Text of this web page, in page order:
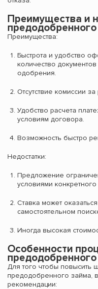
Преимущества и
Преимущества:
Быстрота и удобство
количество
одобрения.
Отсутствие комиссии
Удобство расчета
условиям договора.
Возможность быстро
Недостатки:
Предложение
условиями конкретного
Ставка может
самостоятельном
Иногда высокая
Особенности
Для того чтобы повысить
предодобренного займа,
рекомендации: